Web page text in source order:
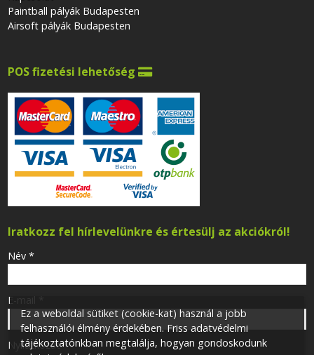
Paintball pályák Budapesten
Airsoft pályák Budapesten
POS fizetési lehetőség 
Iratkozz fel hírlevelünkre és értesülj az akciókról!
-
-
-
Név *
E-mail
Nyilatkozat*
Ez a weboldal sütiket (cookie-kat) használ a jobb
felhasználói élmény érdekében. Friss adatvédelmi
tájékoztatónkban megtalálja, hogyan gondoskodunk